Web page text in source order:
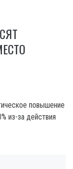
повышение
из-за действия